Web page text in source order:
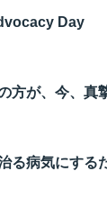
Day
方が、今、真
る病気にする